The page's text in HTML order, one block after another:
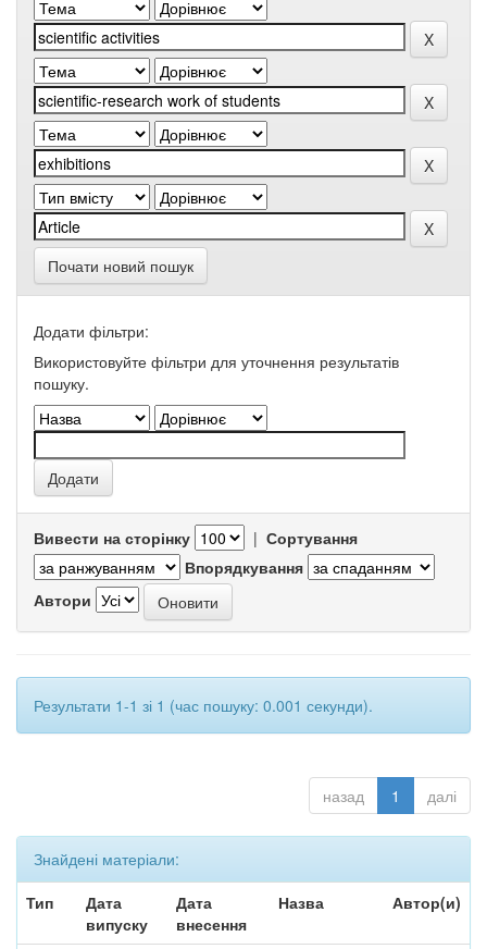
Почати новий пошук
Додати фільтри:
Використовуйте фільтри для уточнення результатів
пошуку.
Вивести на сторінку | Сортування
Впорядкування
Автори
Результати 1-1 зі 1 (час пошуку: 0.001 секунди).
назад 1 далі
Знайдені матеріали:
Тип
Дата
випуску
Дата
внесення
Назва Автор(и)